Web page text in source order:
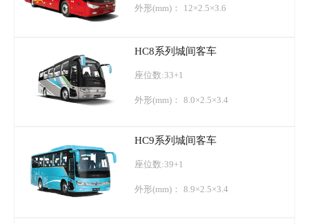
外形(mm)： 12×2.5×3.6
HC8系列城间客车
座位数:33+1
外形(mm)： 8.0×2.5×3.4
HC9系列城间客车
座位数:39+1
外形(mm)： 8.9×2.5×3.4